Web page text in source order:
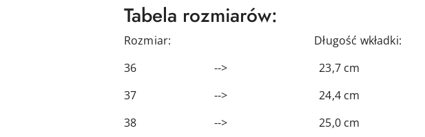
Tabela rozmiarów:
Rozmiar: Długość wkładki:
36 --> 23,7 cm
37 --> 24,4 cm
38 --> 25,0 cm